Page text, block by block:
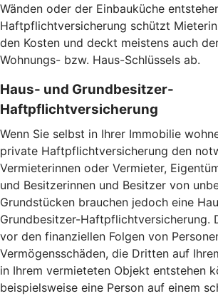
Wänden oder der Einbauküche
Haftpflichtversicherung schützt
den Kosten und deckt meistens auch
Wohnungs- bzw. Haus-Schlüssels ab.
Haus- und Grundbesitzer-
Haftpflichtversicherung
Wenn Sie selbst in Ihrer Immobilie
private Haftpflichtversicherung den
Vermieterinnen oder Vermieter,
und Besitzerinnen und Besitzer von
Grundstücken brauchen jedoch eine
Grundbesitzer-Haftpflichtversicherung.
vor den finanziellen Folgen von
Vermögensschäden, die Dritten auf
in Ihrem vermieteten Objekt entstehen
beispielsweise eine Person auf einem